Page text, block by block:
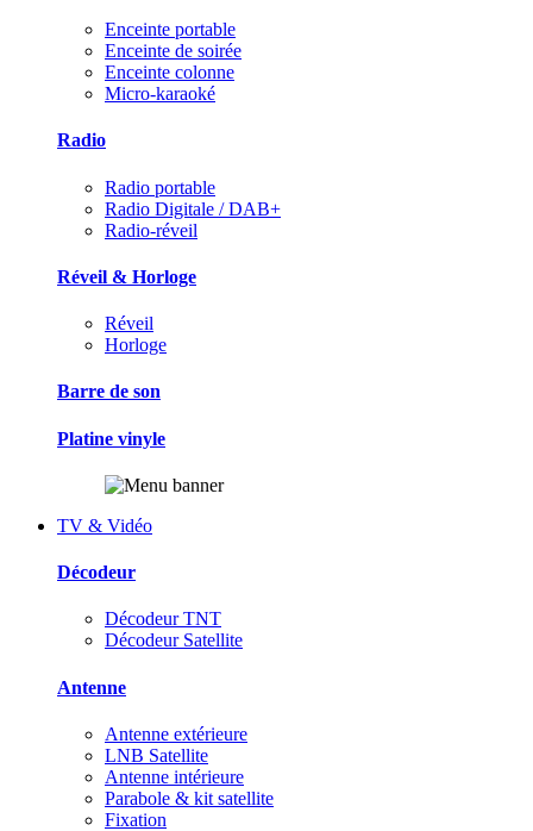
Enceinte portable
Enceinte de soirée
Enceinte colonne
Micro-karaoké
Radio
Radio portable
Radio Digitale / DAB+
Radio-réveil
Réveil & Horloge
Réveil
Horloge
Barre de son
Platine vinyle
TV & Vidéo
Décodeur
Décodeur TNT
Décodeur Satellite
Antenne
Antenne extérieure
LNB Satellite
Antenne intérieure
Parabole & kit satellite
Fixation